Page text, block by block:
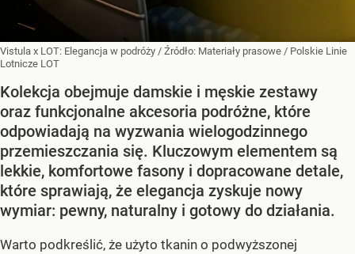
Vistula x LOT: Elegancja w podróży / Źródło: Materiały prasowe / Polskie Linie
Lotnicze LOT
Kolekcja obejmuje damskie i męskie zestawy
oraz funkcjonalne akcesoria podróżne, które
odpowiadają na wyzwania wielogodzinnego
przemieszczania się. Kluczowym elementem są
lekkie, komfortowe fasony i dopracowane detale,
które sprawiają, że elegancja zyskuje nowy
wymiar: pewny, naturalny i gotowy do działania.
Warto podkreślić, że użyto tkanin o podwyższonej